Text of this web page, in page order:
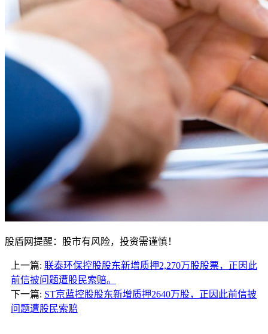
股盾网提醒：股市有风险，投资需谨慎！
上一篇: 联泰环保控股股东新增质押2,270万股股票，正因此
前信披问题遭股民索赔。
下一篇: ST京蓝控股股东新增质押2640万股，正因此前信披
问题遭股民索赔